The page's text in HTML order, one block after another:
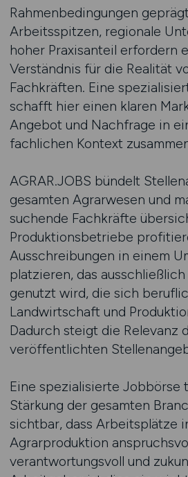
Rahmenbedingungen
Arbeitsspitzen, regionale
hoher Praxisanteil erfordern
Verständnis für die Realität
Fachkräften. Eine
schafft hier einen klaren
Angebot und Nachfrage in
fachlichen Kontext
AGRAR.JOBS bündelt
gesamten Agrarwesen und
suchende Fachkräfte
Produktionsbetriebe
Ausschreibungen in einem
platzieren, das
genutzt wird, die sich
Landwirtschaft und
Dadurch steigt die Relevanz
veröffentlichten
Eine spezialisierte Jobbörse
Stärkung der gesamten
sichtbar, dass Arbeitsplätze
Agrarproduktion
verantwortungsvoll und